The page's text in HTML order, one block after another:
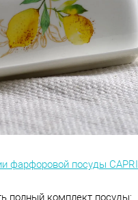
фарфоровой посуды CAPRI
полный комплект посуды;